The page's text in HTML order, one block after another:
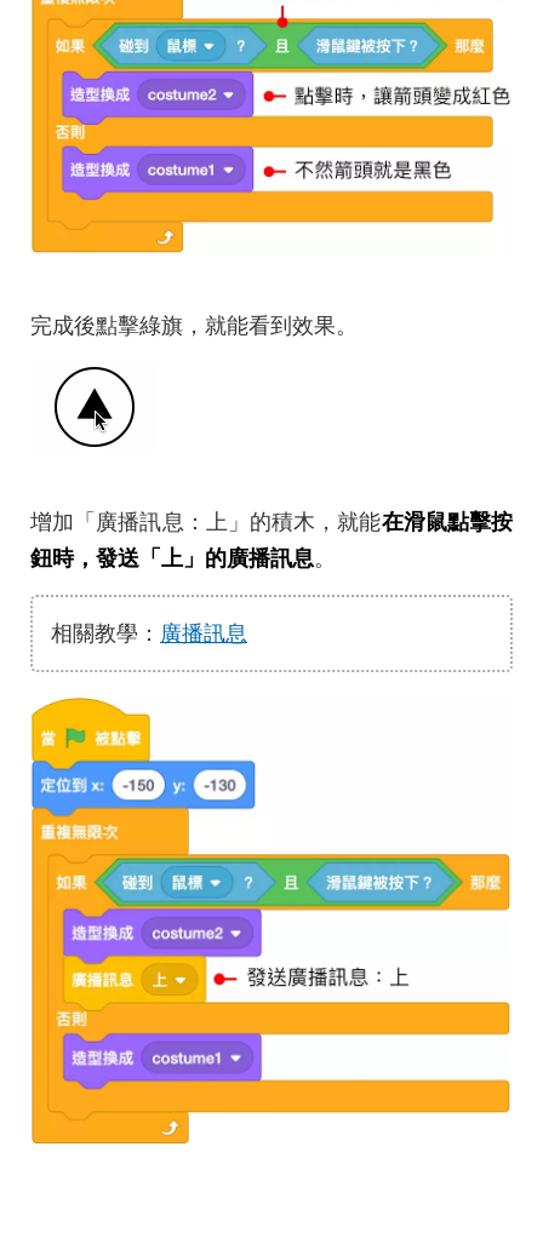
完成後點擊綠旗，就能看到效果。
增加「廣播訊息：上」的積木，就能在滑鼠點擊按
鈕時，發送「上」的廣播訊息。
相關教學： 廣播訊息